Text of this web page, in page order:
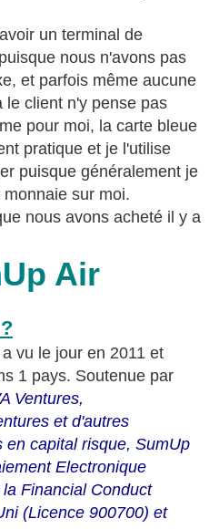
un terminal de
nous n'avons pas
et parfois même aucune
le client n'y pense pas
pour moi, la carte bleue
pratique et je l'utilise
puisque généralement je
sur moi.
nous avons acheté il y a
Air
vu le jour en 2011 et
1 pays. Soutenue par
Ventures,
et d'autres
en capital risque, SumUp
Electronique
Financial Conduct
(Licence 900700) et